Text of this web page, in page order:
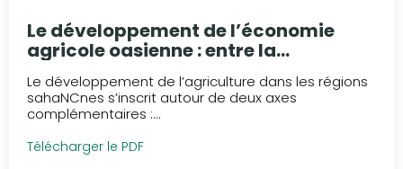
Le développement de l’économie
agricole oasienne : entre la
réhabilitation des anciennes oasis et
l’aménagement des nouvelles
palmeraies
Le développement de l’agriculture dans les régions
sahaNCnes s’inscrit autour de deux axes
complémentaires :...
Télécharger le PDF